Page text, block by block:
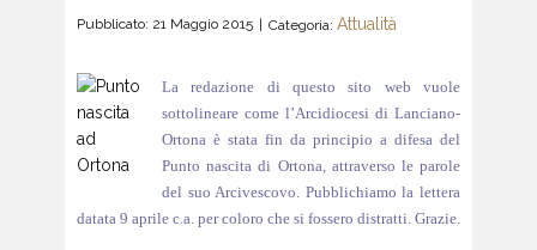
Pubblicato: 21 Maggio 2015 Categoria: Attualità
La redazione di questo sito web vuole
sottolineare come l’Arcidiocesi di Lanciano-
Ortona è stata fin da principio a difesa del
Punto nascita di Ortona, attraverso le parole
del suo Arcivescovo. Pubblichiamo la lettera
datata 9 aprile c.a. per coloro che si fossero distratti. Grazie.